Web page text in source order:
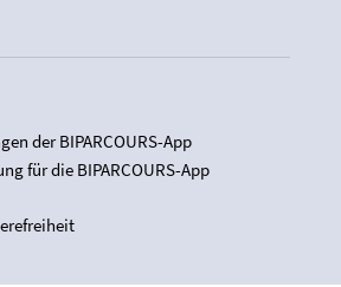
der BIPARCOURS-App
für die BIPARCOURS-App